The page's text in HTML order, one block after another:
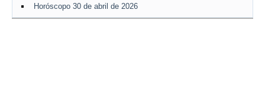
Horóscopo 30 de abril de 2026